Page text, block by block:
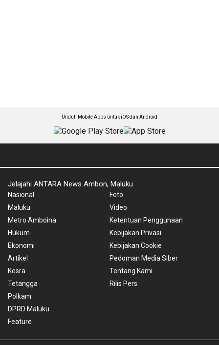
Unduh Mobile Apps untuk iOS dan Android
Jelajahi ANTARA News Ambon, Maluku
Nasional
Maluku
Metro Amboina
Hukum
Ekonomi
Artikel
Kesra
Tetangga
Polkam
DPRD Maluku
Feature
Foto
Video
Ketentuan Penggunaan
Kebijakan Privasi
Kebijakan Cookie
Pedoman Media Siber
Tentang Kami
Rilis Pers